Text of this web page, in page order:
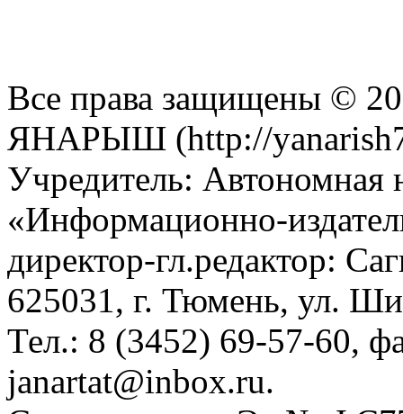
Все права защищены ©
ЯНАРЫШ (http://
Учредитель: Автономная
«Информационно-
директор-гл.редактор:
625031, г. Тюмень, ул.
Тел.: 8 (3452) 69-57-60,
janartat@inbox.ru.